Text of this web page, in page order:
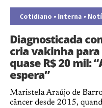
Cotidiano • Interna •
Diagnosticada
cria vakinha
quase R$ 20 mil:
espera”
Maristela Araújo de
câncer desde 2015,